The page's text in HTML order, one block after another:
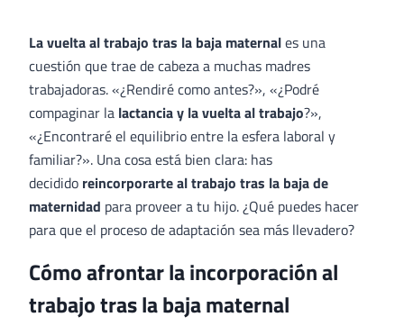
La vuelta al trabajo tras la baja maternales una
cuestión que trae de cabeza a muchas madres
trabajadoras. «¿Rendiré como antes?», «¿Podré
compaginar la lactancia y la vuelta al trabajo?»,
«¿Encontraré el equilibrio entre la esfera laboral y
familiar?». Una cosa está bien clara: has
decidido reincorporarte al trabajo tras la baja de
maternidad para proveer a tu hijo. ¿Qué puedes hacer
para que el proceso de adaptación sea más llevadero?
Cómo afrontar la incorporación al
trabajo tras la baja maternal